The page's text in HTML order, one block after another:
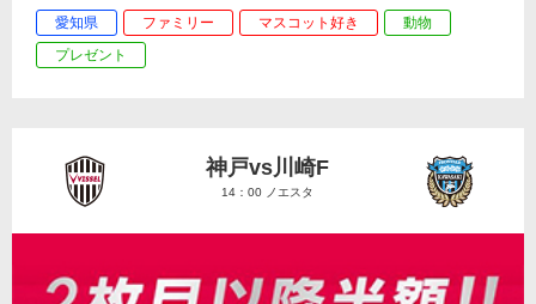
愛知県 ファミリー マスコット好き
動物
プレゼント
神戸vs川崎F
14：00 ノエスタ